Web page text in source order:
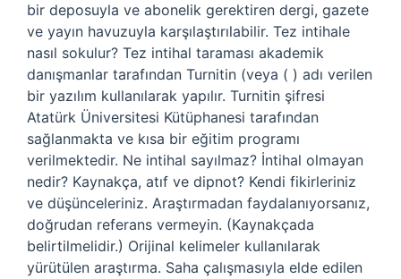
bir deposuyla ve abonelik gerektiren dergi, gazete
ve yayın havuzuyla karşılaştırılabilir. Tez intihale
nasıl sokulur? Tez intihal taraması akademik
danışmanlar tarafından Turnitin (veya ( ) adı verilen
bir yazılım kullanılarak yapılır. Turnitin şifresi
Atatürk Üniversitesi Kütüphanesi tarafından
sağlanmakta ve kısa bir eğitim programı
verilmektedir. Ne intihal sayılmaz? İntihal olmayan
nedir? Kaynakça, atıf ve dipnot? Kendi fikirleriniz
ve düşünceleriniz. Araştırmadan faydalanıyorsanız,
doğrudan referans vermeyin. (Kaynakçada
belirtilmelidir.) Orijinal kelimeler kullanılarak
yürütülen araştırma. Saha çalışmasıyla elde edilen